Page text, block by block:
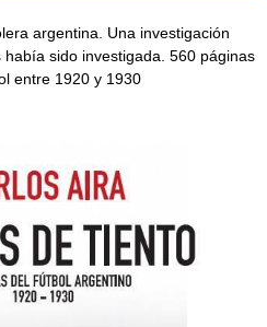
argentina. Una investigación
sido investigada. 560 páginas
entre 1920 y 1930